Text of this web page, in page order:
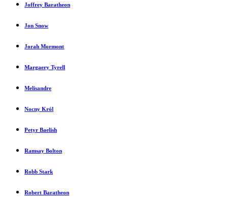
Joffrey Baratheon
Jon Snow
Jorah Mormont
Margaery Tyrell
Melisandre
Nocny Król
Petyr Baelish
Ramsay Bolton
Robb Stark
Robert Baratheon